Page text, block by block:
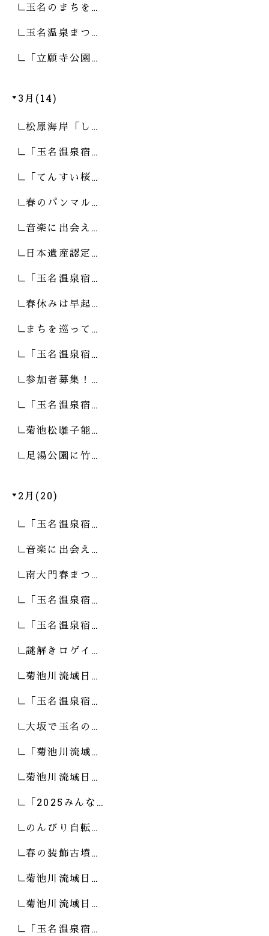
玉名のまちを…
玉名温泉まつ…
「立願寺公園…
3月(14)
松原海岸「し…
「玉名温泉宿…
「てんすい桜…
春のパンマル…
音楽に出会え…
日本遺産認定…
「玉名温泉宿…
春休みは早起…
まちを巡って…
「玉名温泉宿…
参加者募集！…
「玉名温泉宿…
菊池松囃子能…
足湯公園に竹…
2月(20)
「玉名温泉宿…
音楽に出会え…
南大門春まつ…
「玉名温泉宿…
「玉名温泉宿…
謎解きロゲイ…
菊池川流域日…
「玉名温泉宿…
大坂で玉名の…
「菊池川流域…
菊池川流域日…
「2025みんな…
のんびり自転…
春の装飾古墳…
菊池川流域日…
菊池川流域日…
「玉名温泉宿…